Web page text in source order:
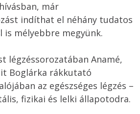
már
indíthat el néhány tudatos
mélyebbre megyünk.
légzéssorozatában Anamé,
Boglárka rákkutató
az egészséges légzés –
fizikai és lelki állapotodra.